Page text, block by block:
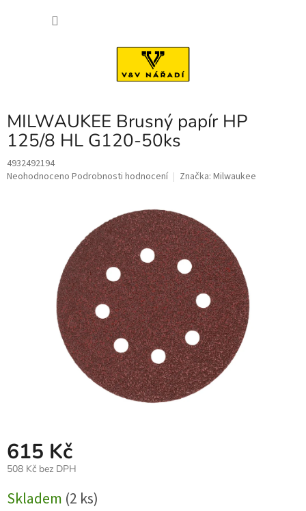
MILWAUKEE Brusný papír HP
125/8 HL G120-50ks
4932492194
Průměrné
Neohodnoceno Podrobnosti hodnocení Značka: Milwaukee
615 Kč
508 Kč bez DPH
cena:
Skladem (2 ks)